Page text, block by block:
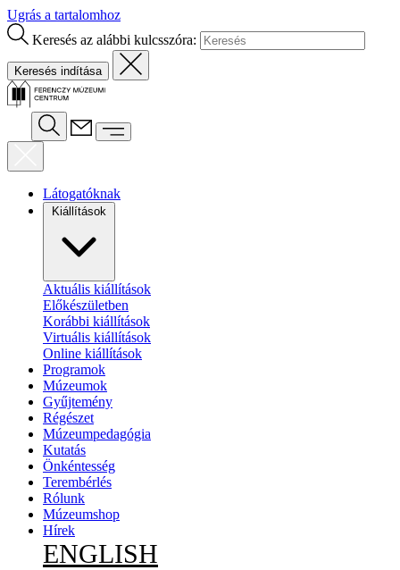
Ugrás a tartalomhoz
Keresés az alábbi kulcsszóra:
Látogatóknak
Kiállítások
Aktuális kiállítások
Előkészületben
Korábbi kiállítások
Virtuális kiállítások
Online kiállítások
Programok
Múzeumok
Gyűjtemény
Régészet
Múzeumpedagógia
Kutatás
Önkéntesség
Terembérlés
Rólunk
Múzeumshop
Hírek
ENGLISH